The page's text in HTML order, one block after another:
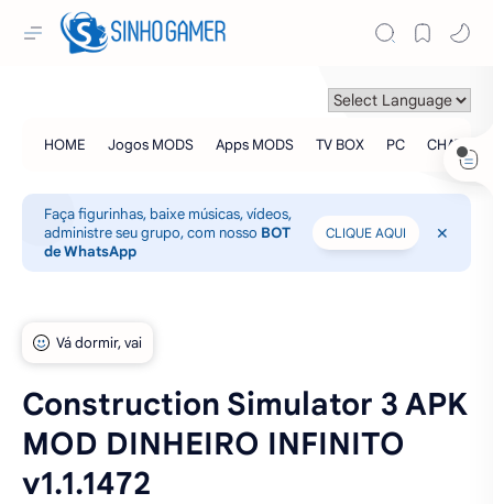
Faça figurinhas, baixe músicas, vídeos,
administre seu grupo, com nosso BOT
de WhatsApp
CLIQUE AQUI
Construction Simulator 3 APK
MOD DINHEIRO INFINITO
v1.1.1472